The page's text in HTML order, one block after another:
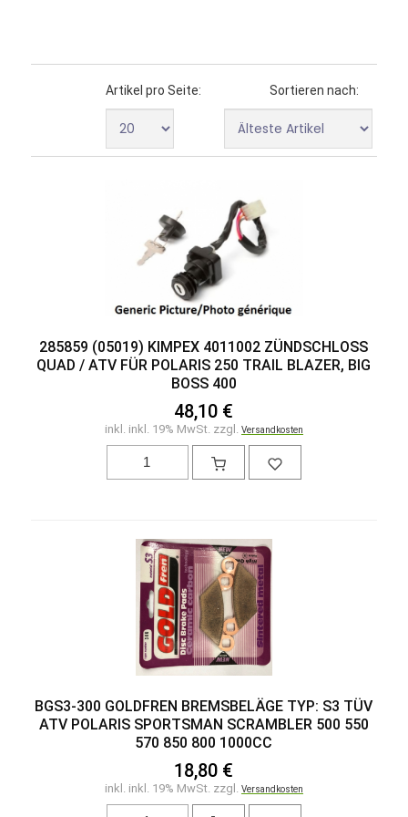
Sortieren nach:
Artikel pro Seite:
285859 (05019) KIMPEX 4011002 ZÜNDSCHLOSS Q
UAD / ATV FÜR POLARIS 250 TRAIL BLAZER, BIG B
OSS 400
48,10 €
inkl. inkl. 19% MwSt. zzgl. Versandkosten
BGS3-300 GOLDFREN BREMSBELÄGE TYP: S3 TÜV
ATV POLARIS SPORTSMAN SCRAMBLER 500 550
570 850 800 1000CC
18,80 €
inkl. inkl. 19% MwSt. zzgl. Versandkosten